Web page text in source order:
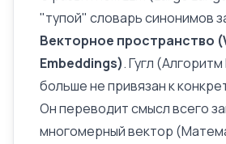
"тупой" словарьсинонимов
Векторное пространство
Embeddings). Гугл (Алгоритм
больше не привязан к
Он переводит смысл всего
многомерный вектор